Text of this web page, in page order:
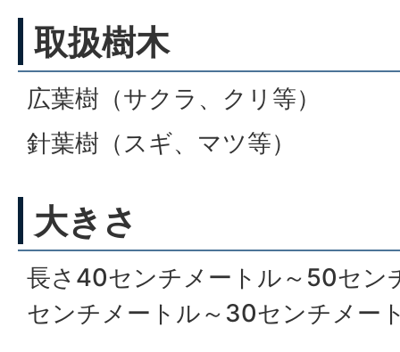
取扱樹木
広葉樹（サクラ、クリ等）
針葉樹（スギ、マツ等）
大きさ
長さ40センチメートル～50セン
センチメートル～30センチメー